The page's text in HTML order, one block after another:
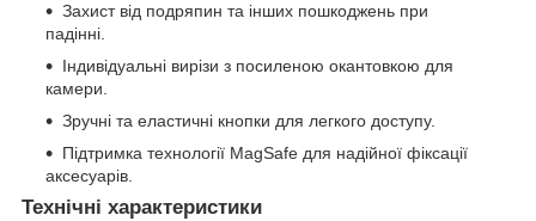
Захист від подряпин та інших пошкоджень при
падінні.
Індивідуальні вирізи з посиленою окантовкою для
камери.
Зручні та еластичні кнопки для легкого доступу.
Підтримка технології MagSafe для надійної фіксації
аксесуарів.
Технічні характеристики